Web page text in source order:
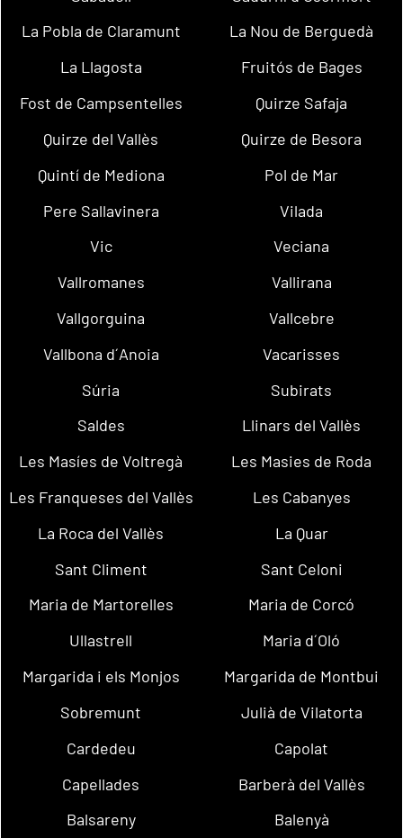
La Pobla de Claramunt
La Nou de Berguedà
La Llagosta
Fruitós de Bages
Fost de Campsentelles
Quirze Safaja
Quirze del Vallès
Quirze de Besora
Quintí de Mediona
Pol de Mar
Pere Sallavinera
Vilada
Vic
Veciana
Vallromanes
Vallirana
Vallgorguina
Vallcebre
Vallbona d´Anoia
Vacarisses
Súria
Subirats
Saldes
Llinars del Vallès
Les Masíes de Voltregà
Les Masies de Roda
Les Franqueses del Vallès
Les Cabanyes
La Roca del Vallès
La Quar
Sant Climent
Sant Celoni
Maria de Martorelles
Maria de Corcó
Ullastrell
Maria d´Oló
Margarida i els Monjos
Margarida de Montbui
Sobremunt
Julià de Vilatorta
Cardedeu
Capolat
Capellades
Barberà del Vallès
Balsareny
Balenyà